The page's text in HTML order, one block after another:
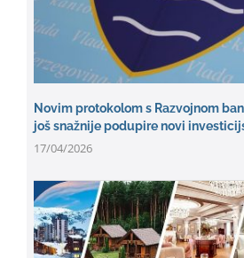
Novim protokolom s Razvojnom
još snažnije podupire novi
17/04/2026